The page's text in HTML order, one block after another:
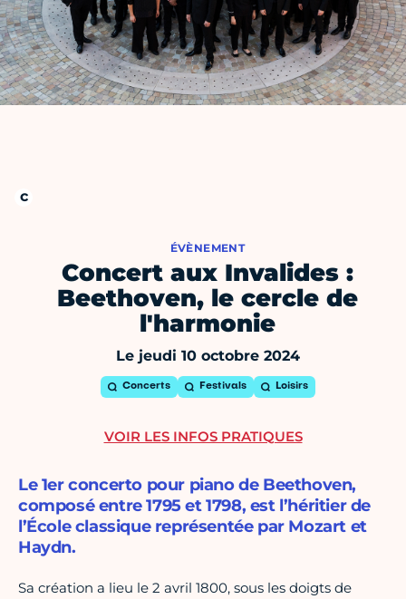
ÉVÈNEMENT
Concert aux Invalides :
Beethoven, le cercle de
l'harmonie
Le jeudi 10 octobre 2024
Concerts Festivals Loisirs
Le 1er concerto pour piano de Beethoven,
composé entre 1795 et 1798, est l’héritier de
l’École classique représentée par Mozart et
Haydn.
Sa création a lieu le 2 avril 1800, sous les doigts de
VOIR LES INFOS PRATIQUES